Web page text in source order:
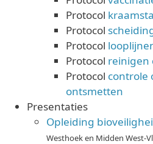
Protocol
Protocol
Protocol
Protocol reinigen
Protocol controle
ontsmetten
Presentaties
Opleiding
Westhoek en Midden West-